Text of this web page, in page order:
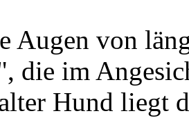
Augen von
die im
Hund liegt